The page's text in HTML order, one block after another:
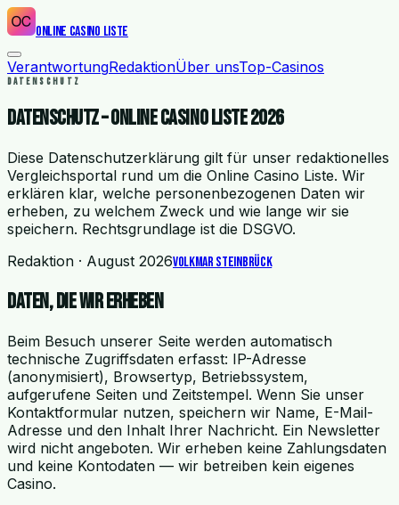
Online Casino Liste
VerantwortungRedaktionÜber unsTop-Casinos
DATENSCHUTZ
Datenschutz – Online Casino Liste 2026
Diese Datenschutzerklärung gilt für unser redaktionelles
Vergleichsportal rund um die Online Casino Liste. Wir
erklären klar, welche personenbezogenen Daten wir
erheben, zu welchem Zweck und wie lange wir sie
speichern. Rechtsgrundlage ist die DSGVO.
Redaktion · August 2026Volkmar Steinbrück
Daten, die wir erheben
Beim Besuch unserer Seite werden automatisch
technische Zugriffsdaten erfasst: IP-Adresse
(anonymisiert), Browsertyp, Betriebssystem,
aufgerufene Seiten und Zeitstempel. Wenn Sie unser
Kontaktformular nutzen, speichern wir Name, E-Mail-
Adresse und den Inhalt Ihrer Nachricht. Ein Newsletter
wird nicht angeboten. Wir erheben keine Zahlungsdaten
und keine Kontodaten — wir betreiben kein eigenes
Casino.